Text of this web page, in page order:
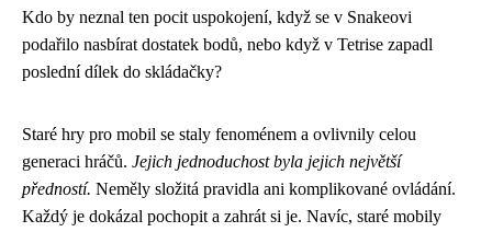
Kdo by neznal ten pocit uspokojení, když se v Snakeovi
podařilo nasbírat dostatek bodů, nebo když v Tetrise zapadl
poslední dílek do skládačky?
Staré hry pro mobil se staly fenoménem a ovlivnily celou
generaci hráčů. Jejich jednoduchost byla jejich největší
předností. Neměly složitá pravidla ani komplikované ovládání.
Každý je dokázal pochopit a zahrát si je. Navíc, staré mobily